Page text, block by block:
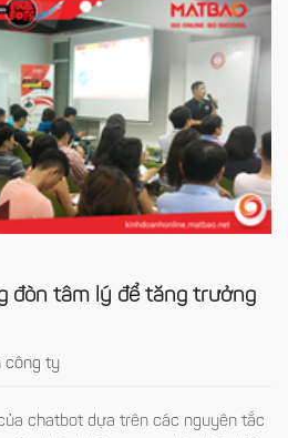
đòn tâm lý để tăng trưởng
công ty
chatbot dựa trên các nguyên tắc